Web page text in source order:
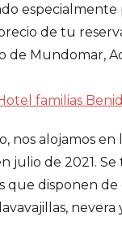
especialmente
de tu
de Mundomar,
nos alojamos en
julio de 2021.
que disponen de
nevera